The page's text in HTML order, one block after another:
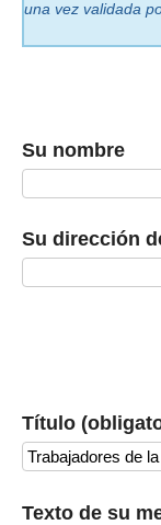
una vez validada
Su nombre
Su dirección
Título
Texto de su